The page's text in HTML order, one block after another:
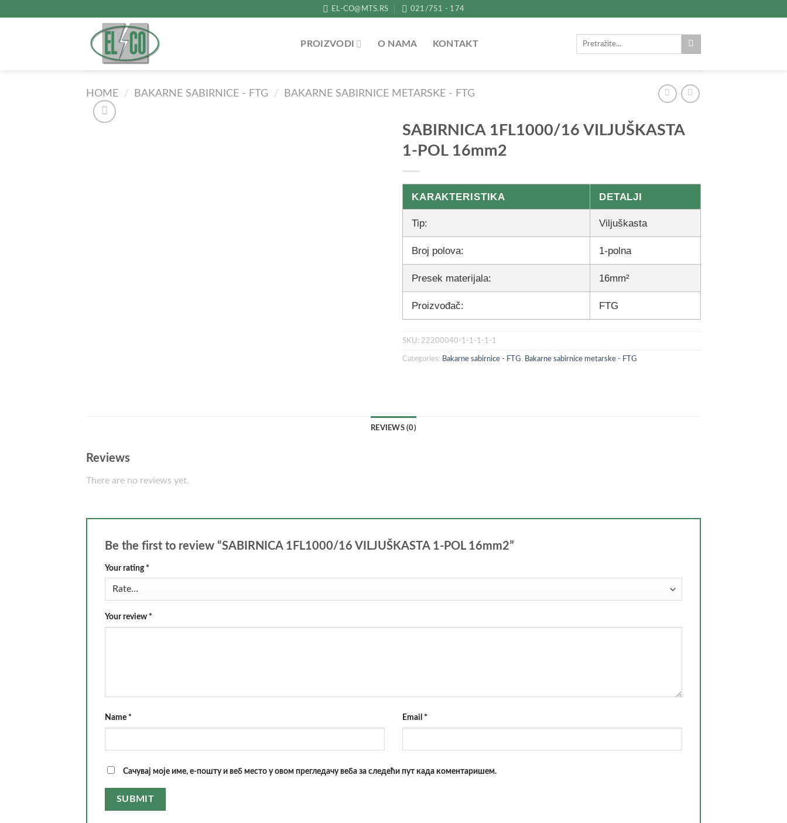
EL-CO@MTS.RS 021/751 - 174
PROIZVODI O NAMA KONTAKT
Search
HOME / BAKARNE SABIRNICE - FTG / BAKARNE SABIRNICE METARSKE - FTG
SABIRNICA 1FL1000/16 VILJUŠKASTA
1-POL 16mm2
KARAKTERISTIKA DETALJI
Tip: Viljuškasta
Broj polova: 1-polna
Presek materijala: 16mm²
Proizvođač: FTG
SKU: 22200040-1-1-1-1-1
Categories: Bakarne sabirnice - FTG, Bakarne sabirnice metarske - FTG
REVIEWS (0)
Reviews
There are no reviews yet.
Be the first to review “SABIRNICA 1FL1000/16 VILJUŠKASTA 1-POL 16mm2”
Your rating *
Your review *
Name * Email *
Сачувај моје име, е-пошту и веб место у овом прегледачу веба за следећи пут када коментаришем.